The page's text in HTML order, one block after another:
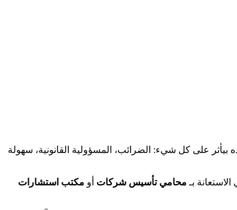
بيأثر على كل شيء: الضرائب، المسؤولية القانونية، سهولة
بـ محامي تأسيس شركات أو مكتب استشارات